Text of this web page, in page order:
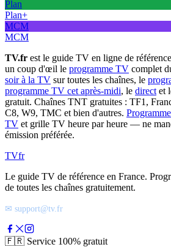
Plan
Plan+
MCM
MCM
TV.fr est le guide TV en ligne de
un coup d'œil le programme TV complet
soir à la TV sur toutes les chaînes, le
programme TV cet après-midi, le direct et
gratuit. Chaînes TNT gratuites : TF1,
C8, W9, TMC et bien d'autres.
TV et grille TV heure par heure — ne
émission préférée.
TVfr
Le guide TV de référence en France.
de toutes les chaînes gratuitement.
✉ support@tv.fr
🇫🇷 Service 100% gratuit